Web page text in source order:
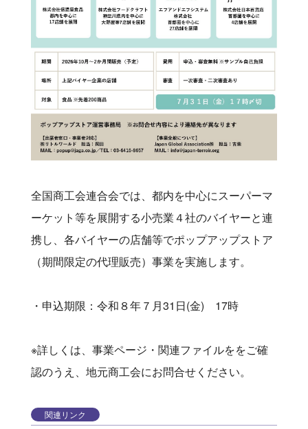
全国商工会連合会では、都内を中心にスーパーマ
ーケット等を展開する小売業４社のバイヤーと連
携し、各バイヤーの店舗等でポップアップストア
（期間限定の代理販売）事業を実施します。
・申込期限：令和８年７月31日(金) 17時
※詳しくは、事業ページ・関連ファイルををご確
認のうえ、地元商工会にお問合せください。
関連リンク